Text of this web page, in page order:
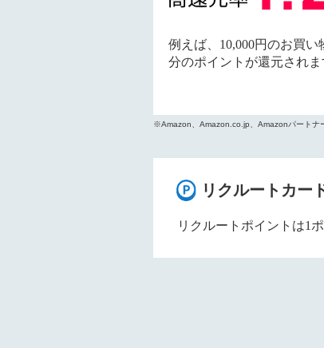
例えば、10,000円のお買い
分のポイントが還元されま
※Amazon、Amazon.co.jp、Amazonパートナ
リクルートカー
リクルートポイントは1